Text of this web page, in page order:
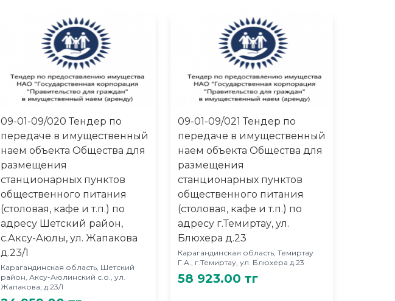
09-01-09/020 Тендер по
передаче в имущественный
наем объекта Общества для
размещения
станционарных пунктов
общественного питания
(столовая, кафе и т.п.) по
адресу Шетский район,
с.Аксу-Аюлы, ул. Жапакова
д.23/1
Карагандинская область, Шетский
район, Аксу-Аюлинский с.о., ул.
Жапакова, д.23/1
09-01-09/021 Тендер по
передаче в имущественный
наем объекта Общества для
размещения
станционарных пунктов
общественного питания
(столовая, кафе и т.п.) по
адресу г.Темиртау, ул.
Блюхера д.23
Карагандинская область, Темиртау
Г.А., г.Темиртау, ул. Блюхера д.23
58 923.00 тг